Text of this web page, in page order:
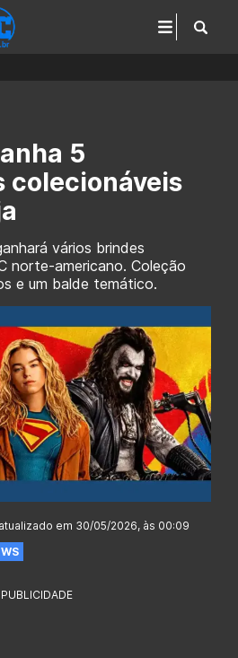
5
colecionáveis
vários brindes
norte-americano. Coleção
e um balde temático.
em 30/05/2026, às 00:09
PUBLICIDADE